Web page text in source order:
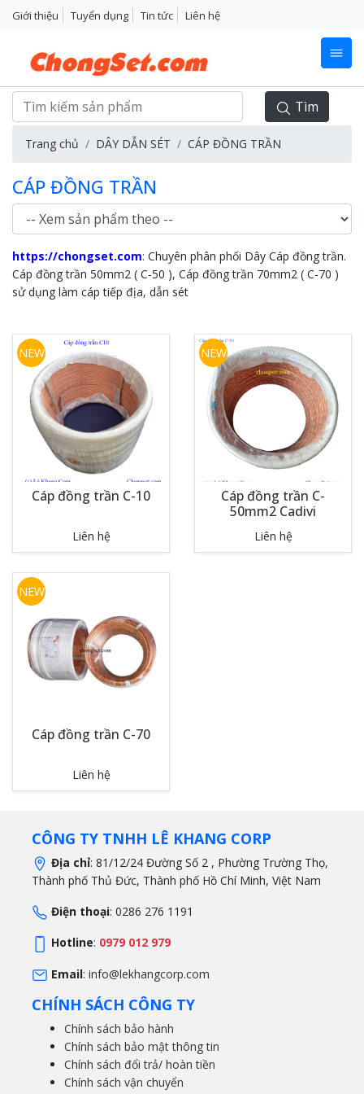
Giới thiệu Tuyển dụng Tin tức Liên hệ
Tìm
Trang chủ DÂY DẪN SÉT CÁP ĐỒNG TRẦN
CÁP ĐỒNG TRẦN
https://chongset.com: Chuyên phân phối Dây Cáp đồng trần.
Cáp đồng trần 50mm2 ( C-50 ), Cáp đồng trần 70mm2 ( C-70 )
sử dụng làm cáp tiếp địa, dẫn sét
NEW
Cáp đồng trần C-10
Liên hệ
NEW
Cáp đồng trần C-
50mm2 Cadivi
Liên hệ
NEW
Cáp đồng trần C-70
Liên hệ
CÔNG TY TNHH LÊ KHANG CORP
Địa chỉ: 81/12/24 Đường Số 2 , Phường Trường Thọ,
Thành phố Thủ Đức, Thành phố Hồ Chí Minh, Việt Nam
Điện thoại: 0286 276 1191
Hotline: 0979 012 979
Email: info@lekhangcorp.com
CHÍNH SÁCH CÔNG TY
Chính sách bảo hành
Chính sách bảo mật thông tin
Chính sách đổi trả/ hoàn tiền
Chính sách vận chuyển